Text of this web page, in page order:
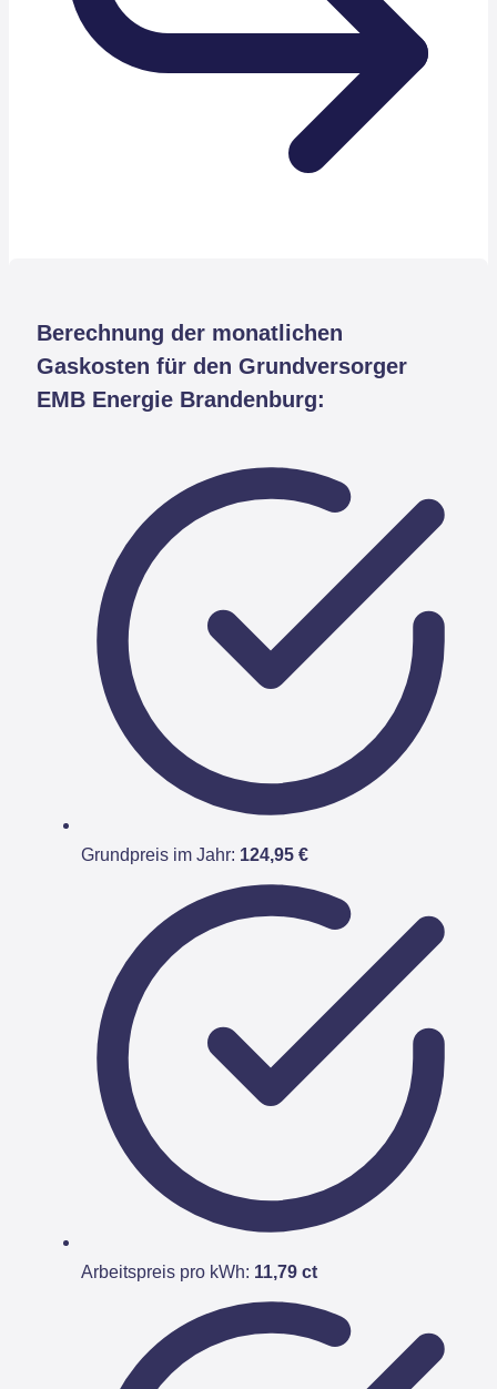
Berechnung der monatlichen
Gaskosten für den Grundversorger
EMB Energie Brandenburg:
Grundpreis im Jahr: 124,95 €
Arbeitspreis pro kWh: 11,79 ct